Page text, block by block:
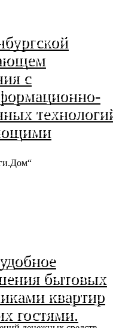
с
бытовых
квартир
гостями.